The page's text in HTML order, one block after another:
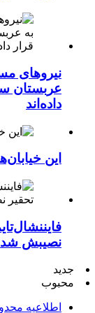
عربستان
داده‌اند
این
نصیبش شد
جدید
محبوب
اطلاعیه